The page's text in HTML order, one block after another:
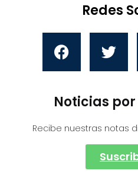
Redes
Noticias
Recibe nuestras notas